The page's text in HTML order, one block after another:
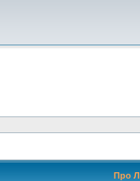
Про